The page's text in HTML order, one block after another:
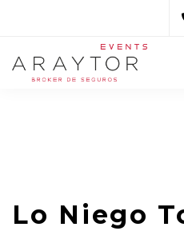
Lo Niego